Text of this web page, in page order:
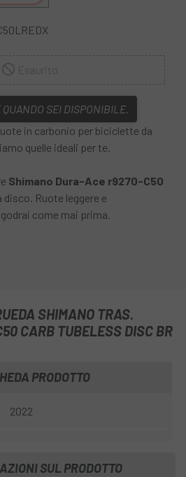
QUANDO SEI DISPONIBILE.
in carbonio per biciclette da
quelle ideali per te.
Shimano Dura-Ace r9270-C50
Ruote leggere e
come mai prima.
SHIMANO TRAS.
CARB TUBELESS DISC BR
PRODOTTO
2022
SUL PRODOTTO